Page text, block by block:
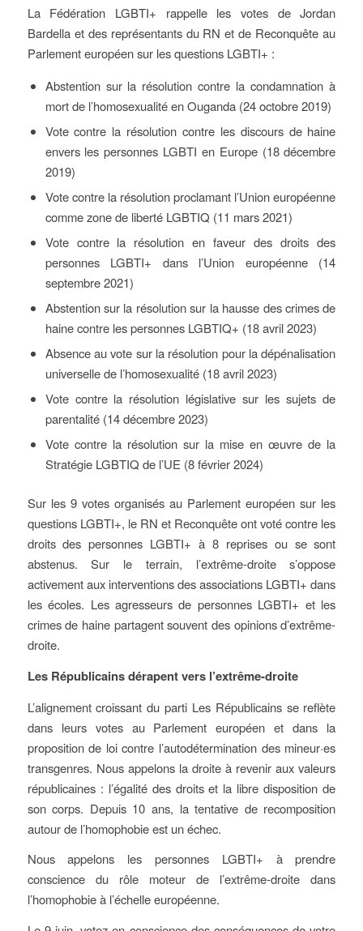
La Fédération LGBTI+ rappelle les votes de Jordan
Bardella et des représentants du RN et de Reconquête au
Parlement européen sur les questions LGBTI+ :
Abstention sur la résolution contre la condamnation à
mort de l’homosexualité en Ouganda (24 octobre 2019)
Vote contre la résolution contre les discours de haine
envers les personnes LGBTI en Europe (18 décembre
2019)
Vote contre la résolution proclamant l’Union européenne
comme zone de liberté LGBTIQ (11 mars 2021)
Vote contre la résolution en faveur des droits des
personnes LGBTI+ dans l’Union européenne (14
septembre 2021)
Abstention sur la résolution sur la hausse des crimes de
haine contre les personnes LGBTIQ+ (18 avril 2023)
Absence au vote sur la résolution pour la dépénalisation
universelle de l’homosexualité (18 avril 2023)
Vote contre la résolution législative sur les sujets de
parentalité (14 décembre 2023)
Vote contre la résolution sur la mise en œuvre de la
Stratégie LGBTIQ de l’UE (8 février 2024)
Sur les 9 votes organisés au Parlement européen sur les
questions LGBTI+, le RN et Reconquête ont voté contre les
droits des personnes LGBTI+ à 8 reprises ou se sont
abstenus. Sur le terrain, l’extrême-droite s’oppose
activement aux interventions des associations LGBTI+ dans
les écoles. Les agresseurs de personnes LGBTI+ et les
crimes de haine partagent souvent des opinions d’extrême-
droite.
Les Républicains dérapent vers l’extrême-droite
L’alignement croissant du parti Les Républicains se reflète
dans leurs votes au Parlement européen et dans la
proposition de loi contre l’autodétermination des mineur·es
transgenres. Nous appelons la droite à revenir aux valeurs
républicaines : l’égalité des droits et la libre disposition de
son corps. Depuis 10 ans, la tentative de recomposition
autour de l’homophobie est un échec.
Nous appelons les personnes LGBTI+ à prendre
conscience du rôle moteur de l’extrême-droite dans
l’homophobie à l’échelle européenne.